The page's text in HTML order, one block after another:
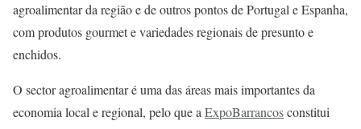
agroalimentar da região e de outros pontos de Portugal e Espanha,
com produtos gourmet e variedades regionais de presunto e
enchidos.
O sector agroalimentar é uma das áreas mais importantes da
economia local e regional, pelo que a ExpoBarrancosconstitui